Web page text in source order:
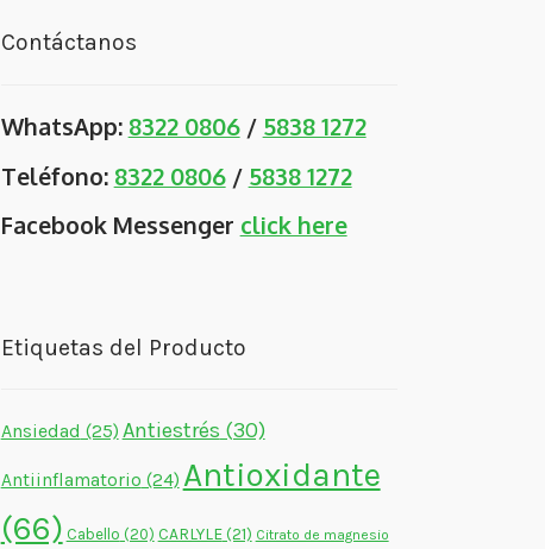
Contáctanos
WhatsApp: 8322 0806/ 5838 1272
Teléfono: 8322 0806/ 5838 1272
Facebook Messenger click here
Etiquetas del Producto
Ansiedad (25) Antiestrés (30)
Antiinflamatorio (24) Antioxidante
(66) Cabello (20) CARLYLE(21) Citrato de magnesio